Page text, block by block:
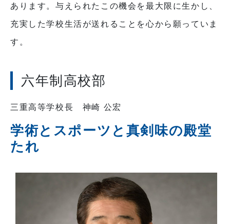
あります。与えられたこの機会を最大限に生かし、
充実した学校生活が送れることを心から願っていま
す。
六年制高校部
三重高等学校長 神崎 公宏
学術とスポーツと真剣味の殿堂
たれ